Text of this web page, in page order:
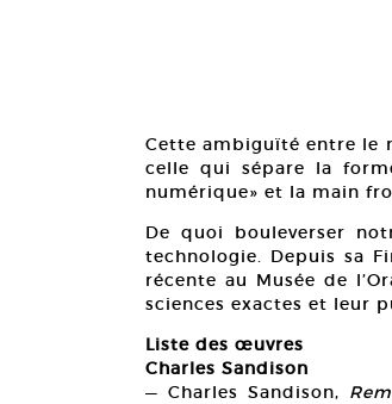
Cette ambiguïté entre le
celle qui sépare la
numérique» et la main
De quoi bouleverser
technologie. Depuis sa
récente au Musée de
sciences exactes et leur
Liste des œuvres
Charles Sandison
— Charles Sandison,